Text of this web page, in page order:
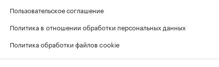
Пользовательское соглашение
Политика в отношении обработки персональных данных
Политика обработки файлов cookie